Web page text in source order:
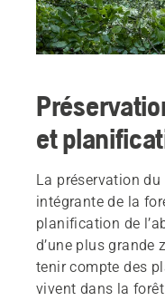
et
La préservation
intégrante de la
planification de
d’une plus grande
tenir compte des
vivent dans la